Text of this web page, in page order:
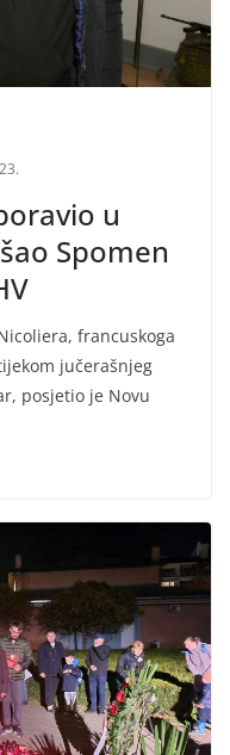
u
Spomen
francuskoga
jučerašnjeg
posjetio je Novu